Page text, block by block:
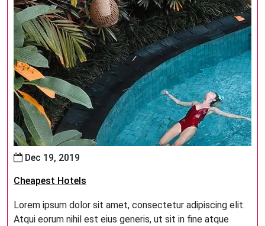
Dec 19, 2019
Cheapest Hotels
Lorem ipsum dolor sit amet, consectetur adipiscing elit.
Atqui eorum nihil est eius generis, ut sit in fine atque